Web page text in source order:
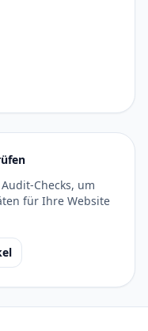
Checks, um
für Ihre Website